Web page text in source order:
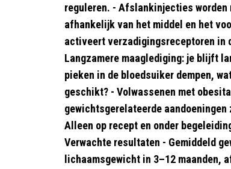
reguleren. - Afslankinjecties worden
afhankelijk van het middel en het
activeert verzadigingsreceptoren in
Langzamere maaglediging: je blijft
pieken in de bloedsuiker dempen,
geschikt? - Volwassenen met
gewichtsgerelateerde
Alleen op recept en onder
Verwachte resultaten - Gemiddeld
lichaamsgewicht in 3–12